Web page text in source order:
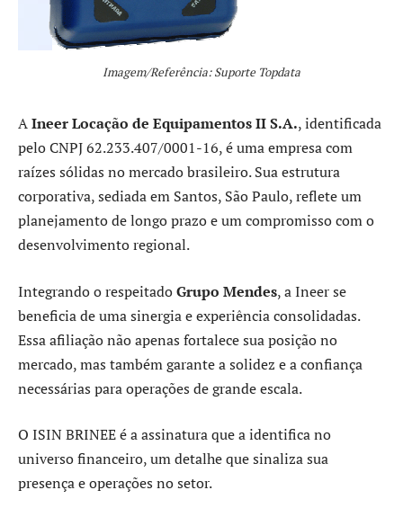
Imagem/Referência: Suporte Topdata
AIneer Locação de Equipamentos II S.A., identificada
pelo CNPJ 62.233.407/0001-16, é uma empresa com
raízes sólidas no mercado brasileiro. Sua estrutura
corporativa, sediada em Santos, São Paulo, reflete um
planejamento de longo prazo e um compromisso com o
desenvolvimento regional.
Integrando o respeitadoGrupo Mendes, a Ineer se
beneficia de uma sinergia e experiência consolidadas.
Essa afiliação não apenas fortalece sua posição no
mercado, mas também garante a solidez e a confiança
necessárias para operações de grande escala.
O ISIN BRINEE é a assinatura que a identifica no
universo financeiro, um detalhe que sinaliza sua
presença e operações no setor.